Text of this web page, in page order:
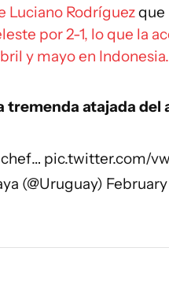
Luciano Rodríguezque
por 2-1, lo que la
y mayo en Indonesia.
tremenda atajada del
pic.twitter.com/
(@Uruguay)